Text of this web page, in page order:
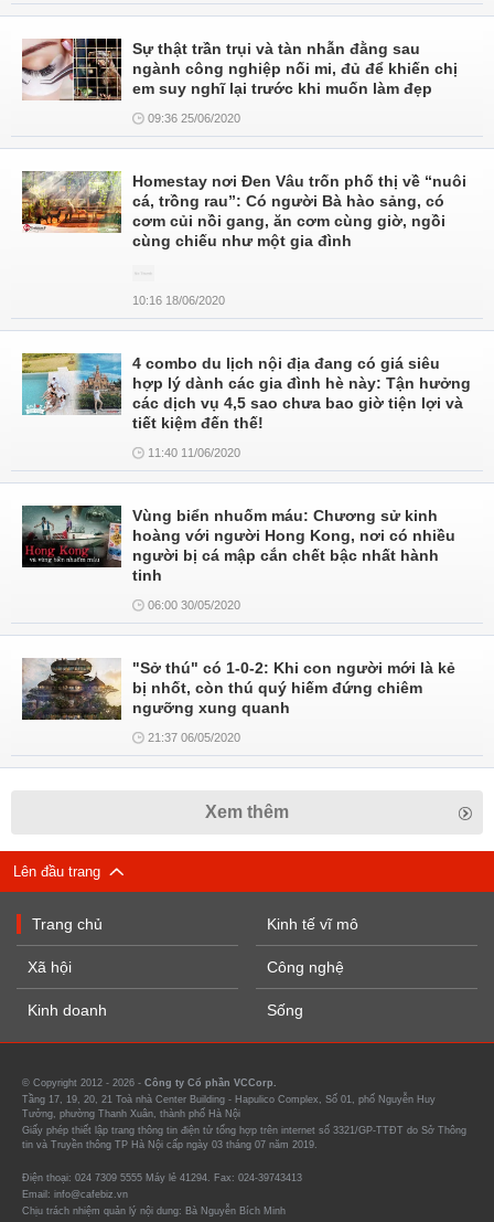
Sự thật trần trụi và tàn nhẫn đằng sau
ngành công nghiệp nối mi, đủ để khiến chị
em suy nghĩ lại trước khi muốn làm đẹp
09:36 25/06/2020
Homestay nơi Đen Vâu trốn phố thị về “nuôi
cá, trồng rau”: Có người Bà hào sảng, có
cơm củi nồi gang, ăn cơm cùng giờ, ngồi
cùng chiếu như một gia đình
10:16 18/06/2020
4 combo du lịch nội địa đang có giá siêu
hợp lý dành các gia đình hè này: Tận hưởng
các dịch vụ 4,5 sao chưa bao giờ tiện lợi và
tiết kiệm đến thế!
11:40 11/06/2020
Vùng biển nhuốm máu: Chương sử kinh
hoàng với người Hong Kong, nơi có nhiều
người bị cá mập cắn chết bậc nhất hành
tinh
06:00 30/05/2020
"Sở thú" có 1-0-2: Khi con người mới là kẻ
bị nhốt, còn thú quý hiếm đứng chiêm
ngưỡng xung quanh
21:37 06/05/2020
Xem thêm
Lên đầu trang
Trang chủ
Xã hội
Kinh doanh
Kinh tế vĩ mô
Công nghệ
Sống
© Copyright 2012 - 2026 - Công ty Cổ phần VCCorp.
Tầng 17, 19, 20, 21 Toà nhà Center Building - Hapulico Complex, Số 01, phố Nguyễn Huy
Tưởng, phường Thanh Xuân, thành phố Hà Nội
Giấy phép thiết lập trang thông tin điện tử tổng hợp trên internet số 3321/GP-TTĐT do Sở Thông
tin và Truyền thông TP Hà Nội cấp ngày 03 tháng 07 năm 2019.
Điện thoại: 024 7309 5555 Máy lẻ 41294. Fax: 024-39743413
Email: info@cafebiz.vn
Chịu trách nhiệm quản lý nội dung: Bà Nguyễn Bích Minh